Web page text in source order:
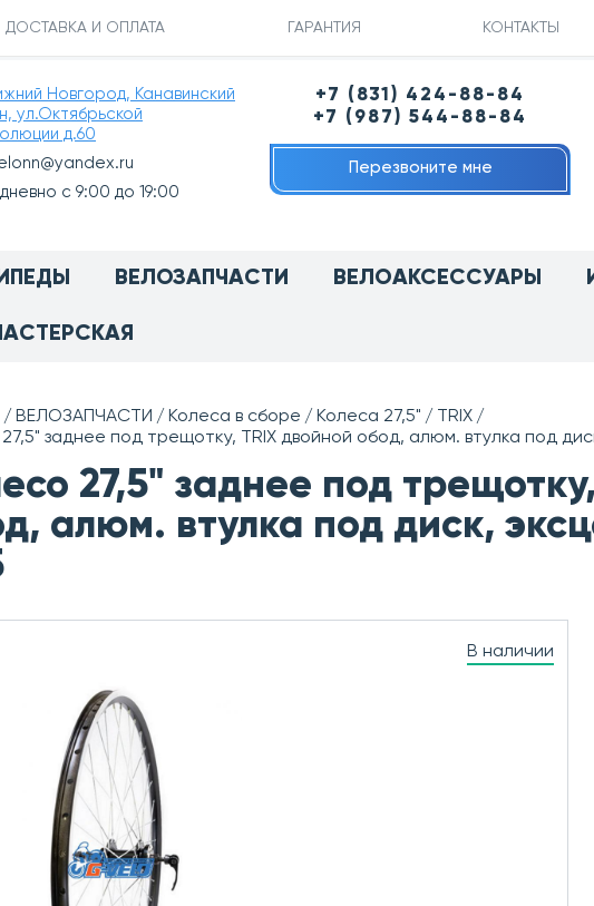
ДОСТАВКА И ОПЛАТА ГАРАНТИЯ КОНТАКТЫ
Новгород, Канавинский
ул.Октябрьской
д.60
с 9:00 до 19:00
+7 (831) 424-88-84
+7 (987) 544-88-84
Перезвоните мне
ВЕЛОЗАПЧАСТИ ВЕЛОАКСЕССУАРЫ
ВЕЛОЗАПЧАСТИ Колеса в сборе Колеса 27,5"
TRIX
заднее под трещотку, TRIX двойной обод, алюм. втулка под
27,5" заднее под
алюм. втулка под диск,
В наличии